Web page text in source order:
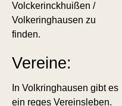
Volckerinckhuißen /
Volkeringhausen zu
finden.
Vereine:
In Volkringhausen gibt es
ein reges Vereinsleben.